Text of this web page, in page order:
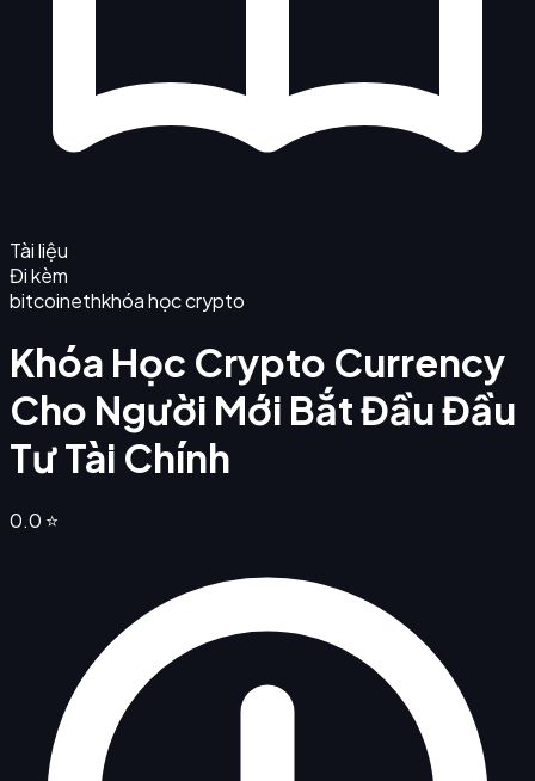
Tài liệu
Đi kèm
bitcoinethkhóa học crypto
Khóa Học Crypto Currency
Cho Người Mới Bắt Đầu Đầu
Tư Tài Chính
0.0 ⭐